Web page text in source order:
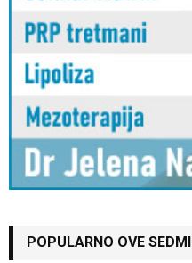
POPULARNO OVE